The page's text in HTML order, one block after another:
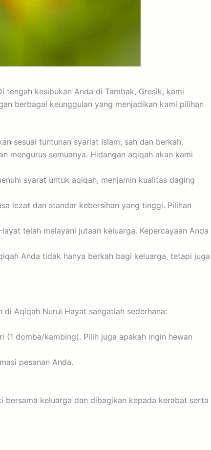
tengah kesibukan Anda di Tambak, Gresik, kami
berbagai keunggulan yang menjadikan kami pilihan
sesuai tuntunan syariat Islam, sah dan berkah.
mengurus semuanya. Hidangan aqiqah akan kami
syarat untuk aqiqah, menjamin kualitas daging
lezat dan standar kebersihan yang tinggi. Pilihan
telah melayani jutaan keluarga. Kepercayaan Anda
Anda tidak hanya berkah bagi keluarga, tetapi juga
Aqiqah Nurul Hayat sangatlah sederhana:
domba/kambing). Pilih juga apakah ingin hewan
pesanan Anda.
bersama keluarga dan dibagikan kepada kerabat serta